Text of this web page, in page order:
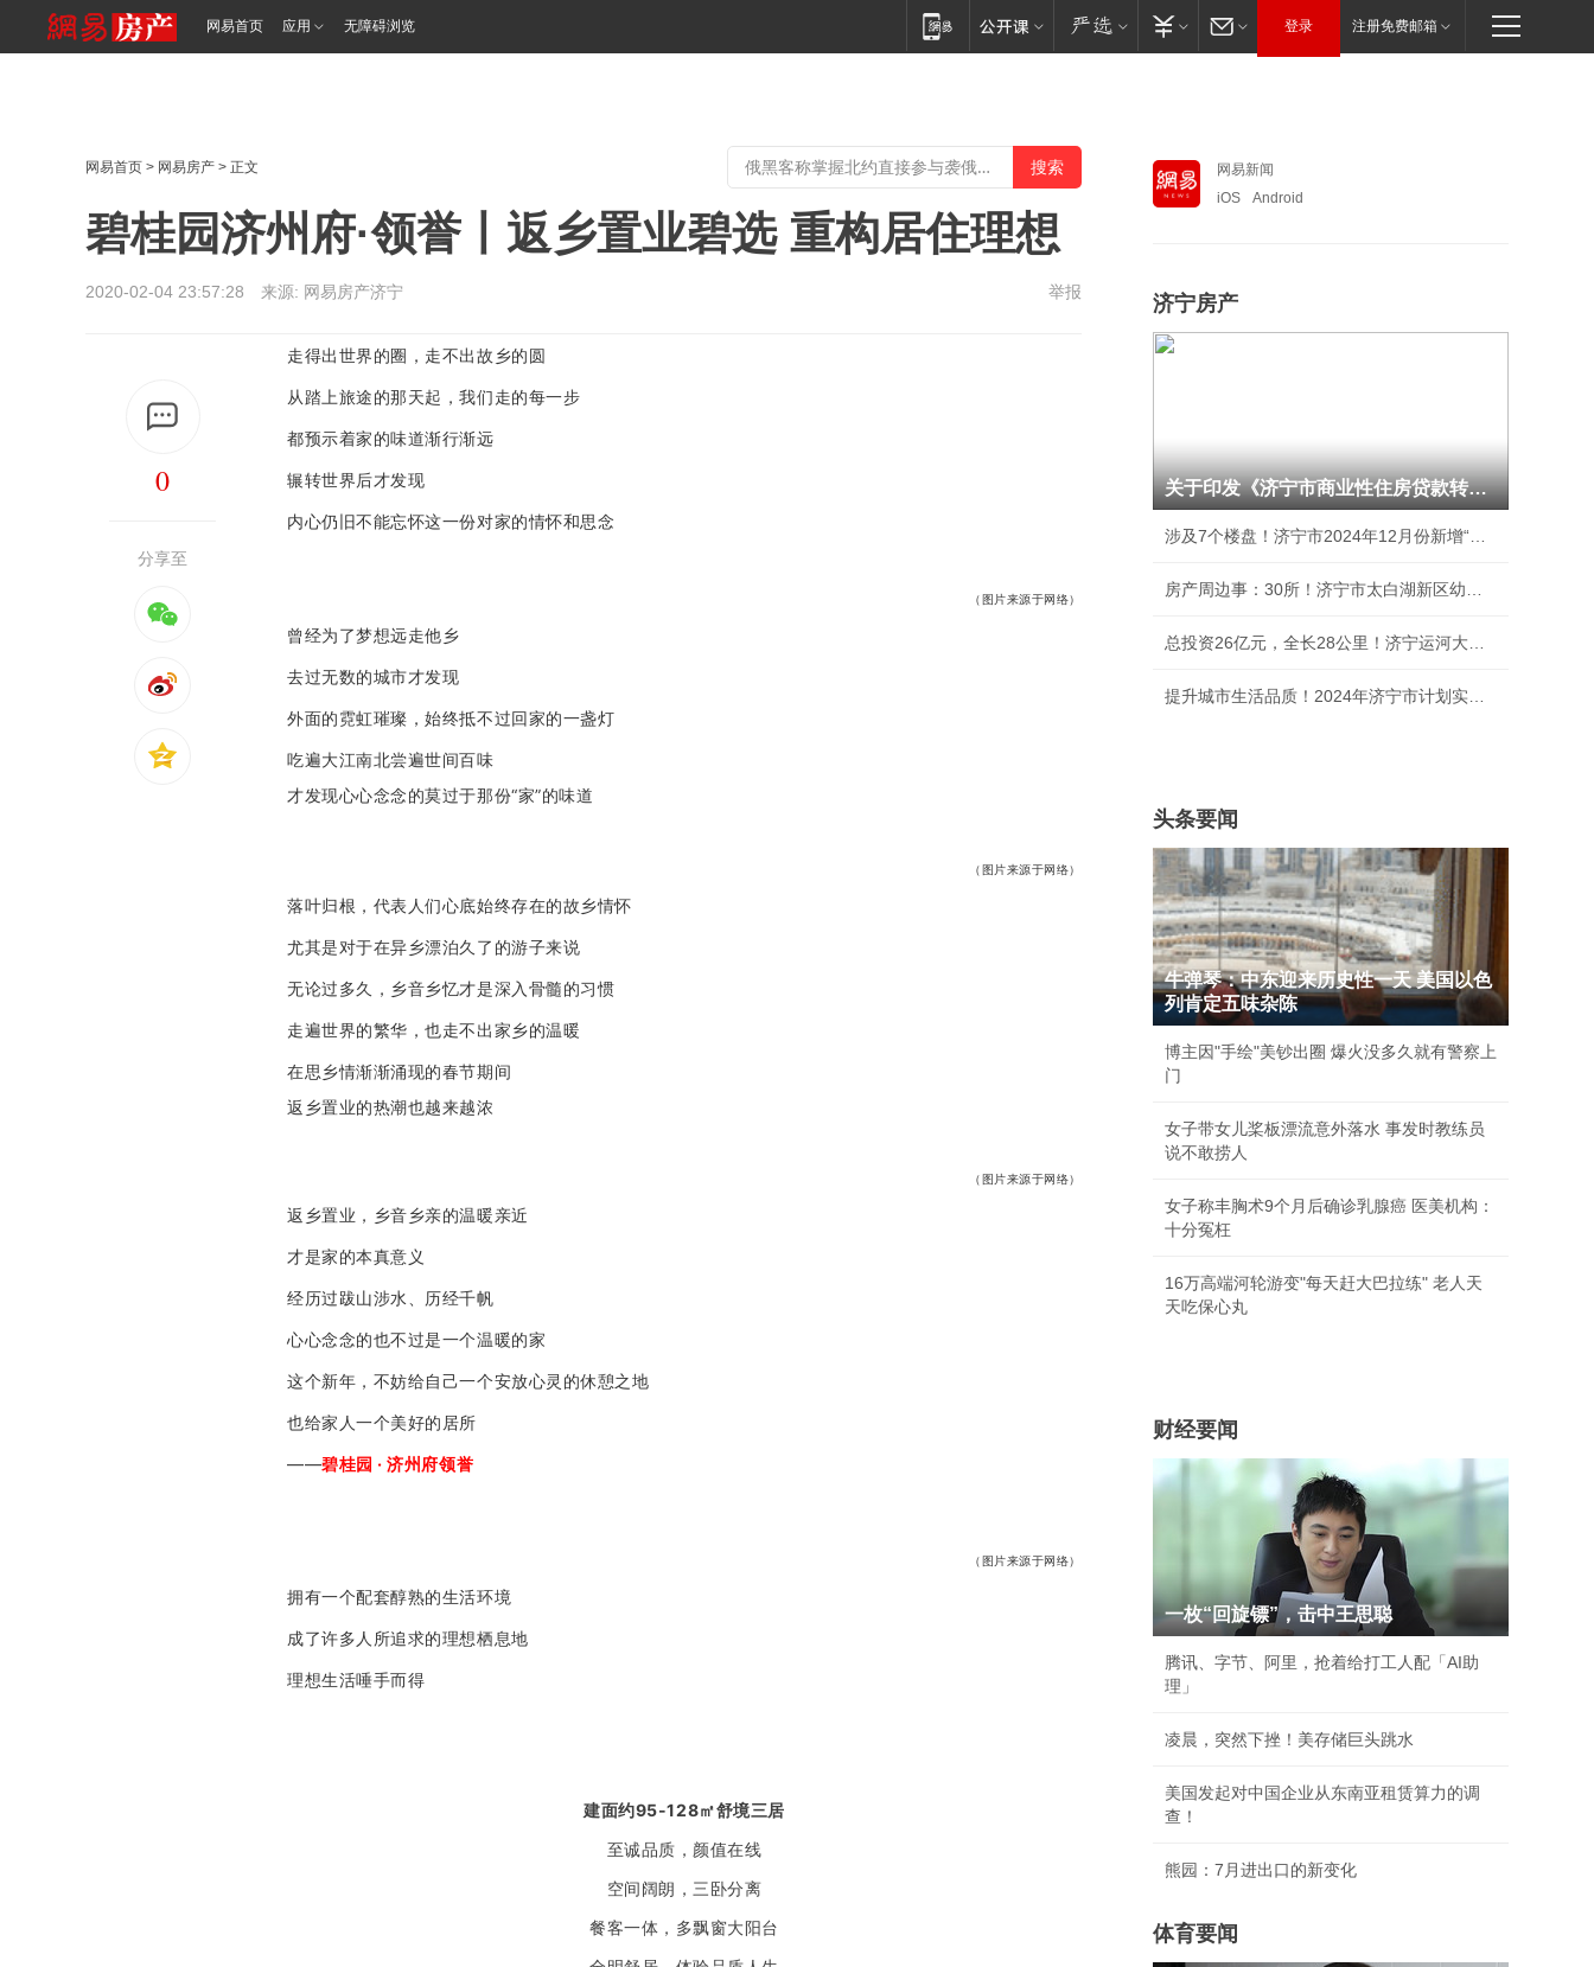
网易首页 应用 无障碍浏览 登录 注册免费邮箱
网易首页 > 网易房产 > 正文
碧桂园济州府·领誉丨返乡置业碧选 重构居住理想
2020-02-04 23:57:28 来源: 网易房产济宁 举报
0
分享至
走得出世界的圈，走不出故乡的圆
从踏上旅途的那天起，我们走的每一步
都预示着家的味道渐行渐远
辗转世界后才发现
内心仍旧不能忘怀这一份对家的情怀和思念
（图片来源于网络）
曾经为了梦想远走他乡
去过无数的城市才发现
外面的霓虹璀璨，始终抵不过回家的一盏灯
吃遍大江南北尝遍世间百味
才发现心心念念的莫过于那份“家”的味道
（图片来源于网络）
落叶归根，代表人们心底始终存在的故乡情怀
尤其是对于在异乡漂泊久了的游子来说
无论过多久，乡音乡忆才是深入骨髓的习惯
走遍世界的繁华，也走不出家乡的温暖
在思乡情渐渐涌现的春节期间
返乡置业的热潮也越来越浓
（图片来源于网络）
返乡置业，乡音乡亲的温暖亲近
才是家的本真意义
经历过跋山涉水、历经千帆
心心念念的也不过是一个温暖的家
这个新年，不妨给自己一个安放心灵的休憩之地
也给家人一个美好的居所
——碧桂园 · 济州府领誉
（图片来源于网络）
拥有一个配套醇熟的生活环境
成了许多人所追求的理想栖息地
理想生活唾手而得
建面约95-128㎡舒境三居
至诚品质，颜值在线
空间阔朗，三卧分离
餐客一体，多飘窗大阳台
网易新闻
iOS
Android
济宁房产
关于印发《济宁市商业性住房贷款转个人住房公积
头条要闻
牛弹琴：中东迎来历史性一天 美国以色
列肯定五味杂陈
博主因"手绘"美钞出圈 爆火没多久就有警察上
门
女子带女儿桨板漂流意外落水 事发时教练员
说不敢捞人
女子称丰胸术9个月后确诊乳腺癌 医美机构：
十分冤枉
16万高端河轮游变"每天赶大巴拉练" 老人天
天吃保心丸
财经要闻
一枚“回旋镖”，击中王思聪
腾讯、字节、阿里，抢着给打工人配「AI助
理」
凌晨，突然下挫！美存储巨头跳水
美国发起对中国企业从东南亚租赁算力的调
查！
熊园：7月进出口的新变化
体育要闻